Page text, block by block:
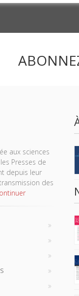
aux sciences
Presses de
depuis leur
des